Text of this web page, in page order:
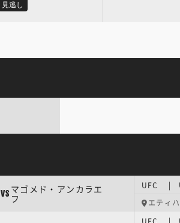
見逃し
VS マゴメド・アンカラエ
フ
エティ